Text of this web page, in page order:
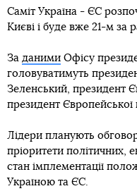
Саміт Україна - ЄС
Києві і буде вже 21-м за
За даними Офісу
головуватимуть
Зеленський, президент
президент
Лідери планують
пріоритети політичних,
стан імплементації
Україною та ЄС.